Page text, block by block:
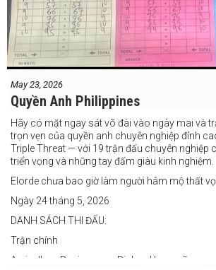
May 23, 2026
Quyền Anh Philippines
Hãy có mặt ngay sát võ đài vào ngày mai và
trọn vẹn của quyền anh chuyên nghiệp đỉnh
Triple Threat — với 19 trận đấu chuyên nghiệp
triển vọng và những tay đấm giàu kinh nghiệm.
Elorde chưa bao giờ làm người hâm mộ thất
Ngày 24 tháng 5, 2026
DANH SÁCH THI ĐẤU:
Trận chính
Arvin Jhon Paciones vs Richard Laspoña